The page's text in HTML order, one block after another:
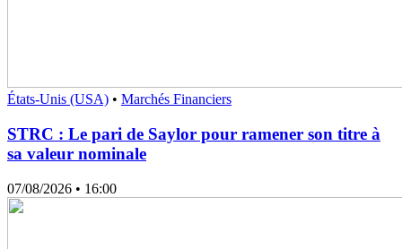
États-Unis (USA) • Marchés Financiers
STRC : Le pari de Saylor pour ramener son titre à
sa valeur nominale
07/08/2026 • 16:00